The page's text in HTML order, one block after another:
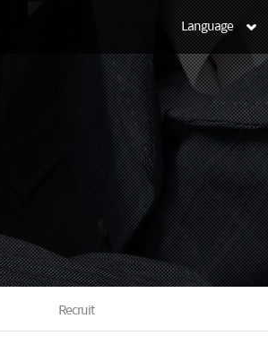
Language
Recruit